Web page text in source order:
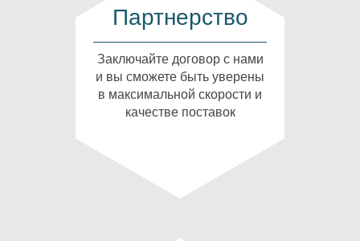
Партнерство
Заключайте договор с нами
и вы сможете быть уверены
в максимальной скорости и
качестве поставок